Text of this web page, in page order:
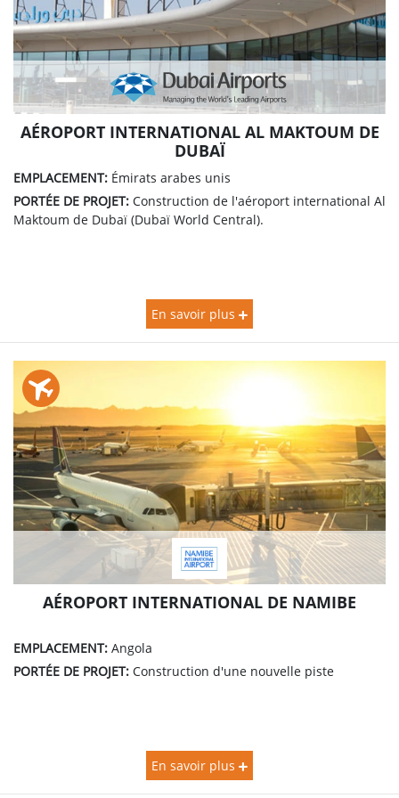
AÉROPORT INTERNATIONAL AL MAKTOUM DE
DUBAÏ
EMPLACEMENT: Émirats arabes unis
PORTÉE DE PROJET: Construction de l'aéroport international Al
Maktoum de Dubaï (Dubaï World Central).
En savoir plus
AÉROPORT INTERNATIONAL DE NAMIBE
EMPLACEMENT: Angola
PORTÉE DE PROJET: Construction d'une nouvelle piste
En savoir plus